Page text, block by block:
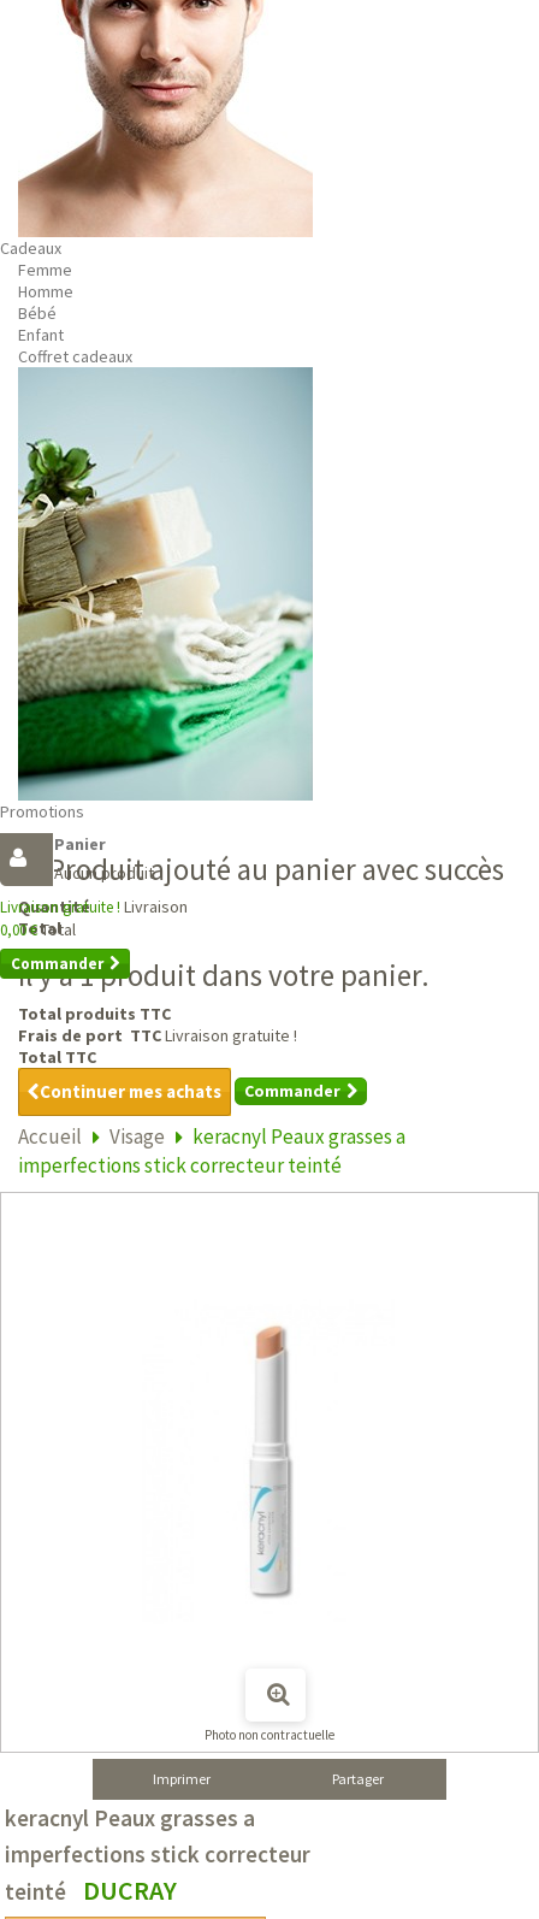
Cadeaux
Femme
Homme
Bébé
Enfant
Coffret cadeaux
Promotions
Panier
Aucun produit
Livraison gratuite ! Livraison
0,00 €Total
Commander
Produit ajouté au panier avec succès
Quantité
Total
Il y a 1 produit dans votre panier.
Total produits TTC
Frais de port TTCLivraison gratuite !
Total TTC
Continuer mes achats Commander
Accueil Visage
keracnyl Peaux grasses a
imperfections stick correcteur teinté
Photo non contractuelle
Imprimer Partager
keracnyl Peaux grasses a
imperfections stick correcteur
teinté
DUCRAY